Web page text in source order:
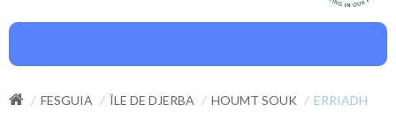
FESGUIA ÎLE DE DJERBA HOUMT SOUK ERRIADH